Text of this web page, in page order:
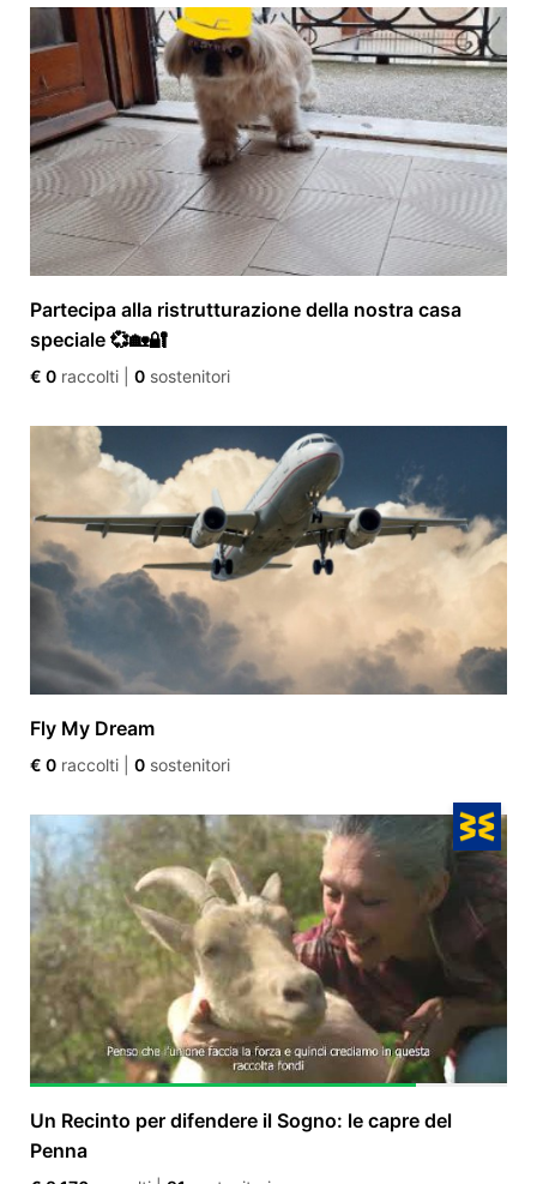
Partecipa alla ristrutturazione della nostra casa
speciale 💞🏡🔐
€ 0 raccolti 0 sostenitori
Fly My Dream
€ 0 raccolti 0 sostenitori
Un Recinto per difendere il Sogno: le capre del
Penna